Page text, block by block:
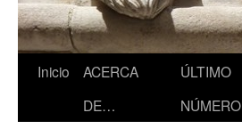
Inicio
ACERCA
DE…
ÚLTIMO
NÚMERO